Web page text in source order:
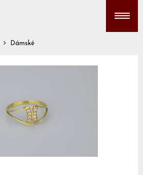
Dámské